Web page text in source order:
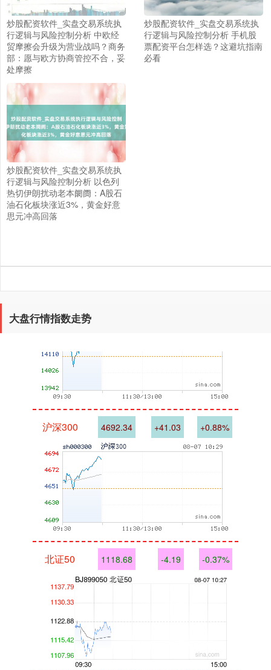
炒股配资软件_实盘交易系统执
行逻辑与风险控制分析 中欧经
贸摩擦会升级为营业战吗？商务
部：愿与欧方协商管控不合，妥
处摩擦
炒股配资软件_实盘交易系统执
行逻辑与风险控制分析 手机股
票配资平台怎样选？这避坑指南
必看
炒股配资软件_实盘交易系统执
行逻辑与风险控制分析 以色列
热切伊朗扰动老本阛阓：A股石
油石化板块涨近3%，黄金好意
思元冲高回落
大盘行情指数走势
3913.07
沪深300 4692.34 +41.03 +0.88%
北证50 1118.68 -4.19 -0.37%